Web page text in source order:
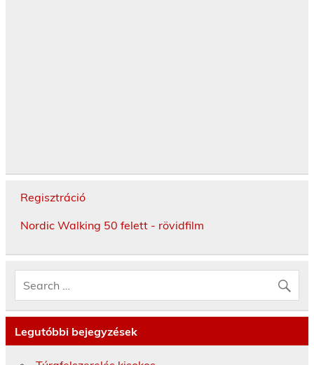
Regisztráció
Nordic Walking 50 felett - rövidfilm
Legutóbbi bejegyzések